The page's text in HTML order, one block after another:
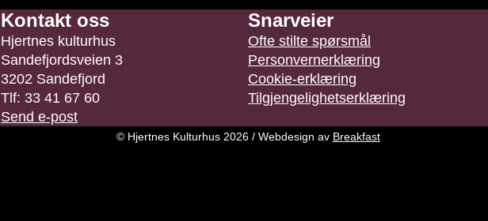
Kontakt oss
Hjertnes kulturhus
Sandefjordsveien 3
3202 Sandefjord
Tlf: 33 41 67 60
Send e-post
Snarveier
Ofte stilte spørsmål
Personvernerklæring
Cookie-erklæring
Tilgjengelighetserklæring
© Hjertnes Kulturhus 2026 / Webdesign av Breakfast